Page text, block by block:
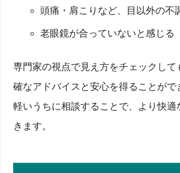
頭痛・肩こりなど、目以外の不
老眼鏡が合っていないと感じる
専門家の視点で見え方をチェックして
確なアドバイスと安心を得ることがで
軽いうちに相談することで、より快適
きます。